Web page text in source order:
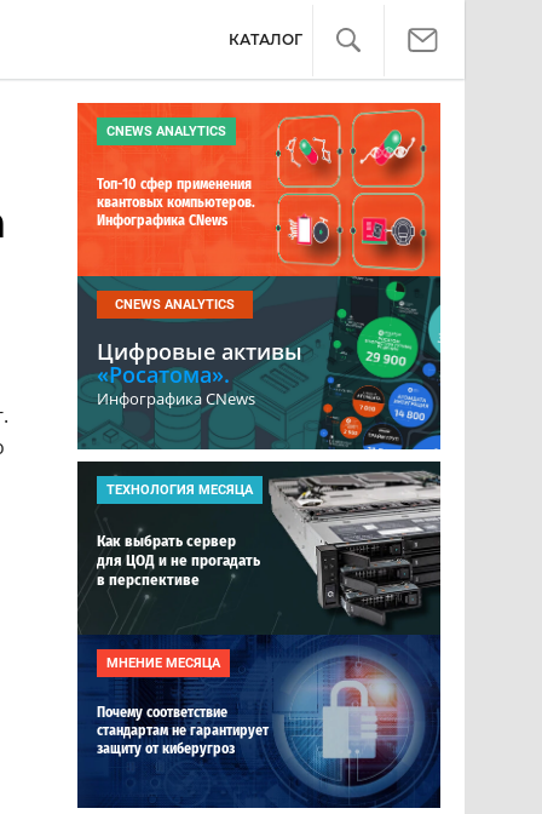
КАТАЛОГ
CNEWS ANALYTICS
Топ-10 сфер применения
квантовых компьютеров.
Инфографика CNews
CNEWS ANALYTICS
Цифровые активы
«Росатома».
Инфографика CNews
ТЕХНОЛОГИЯ МЕСЯЦА
Как выбрать сервер
для ЦОД и не прогадать
в перспективе
МНЕНИЕ МЕСЯЦА
Почему соответствие
стандартам не гарантирует
защиту от киберугроз